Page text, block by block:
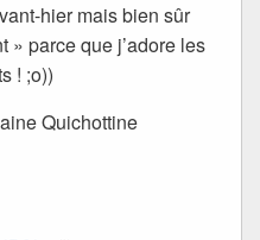
hier mais bien sûr
» parce que j’adore les
! ;o))
Quichottine